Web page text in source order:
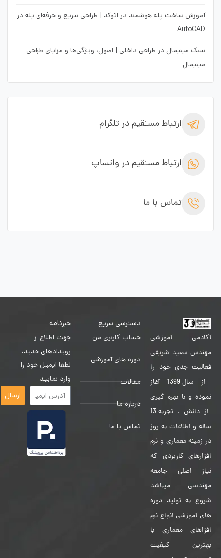
آموزش ساخت پله هوشمند در اتوکد | طراحی سریع و حرفه‌ای پله در
AutoCAD
سبک مینیمال در طراحی داخلی | اصول، ویژگی‌ها و مزایای طراحی
مینیمال
ارتباط مستقیم در تلگرام
ارتباط مستقیم در واتساپ
تماس با ما
آکادمی آموزشی
مهندس سعید شریفی
فعالیت جدی خود را
از سال 1399 آغاز
نموده و با بهره گیری
از دانش ، تجربه 13
ساله و اطلاعات به روز
در زمینه معماری و نرم
افزارهای کاربردی که
نیاز اصلی جامعه
مهندسی میباشد
شروع به تولید دوره
های آموزشی انواع نرم
افزاهای معماری با
بهترین کیفیت
دسترسی سریع
حساب کاربری من
دوره های آموزشی
مقالات
درباره ما
تماس با ما
خبرنامه
جهت اطلاع از
رویدادهای جدید،
لطفا ایمیل خود را
وارد نمایید
ارسال